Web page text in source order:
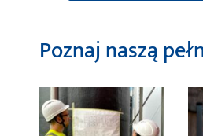
Poznaj naszą